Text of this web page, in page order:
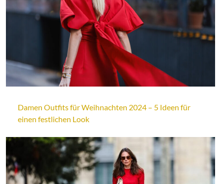
Damen Outfits für Weihnachten 2024 – 5 Ideen für
einen festlichen Look